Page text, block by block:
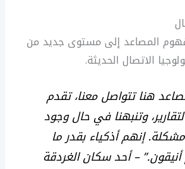
المصاعد إلى مستوى جديد من
الاتصال الحديثة.
هنا تتواصل معنا، تقدم
وتنبهنا في حال وجود
إنهم أذكياء بقدر ما
– أحد سكان الغردقة